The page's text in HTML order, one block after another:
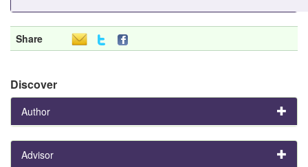
Share
Discover
Author
Advisor